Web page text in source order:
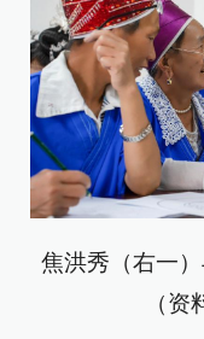
焦洪秀（右一
（